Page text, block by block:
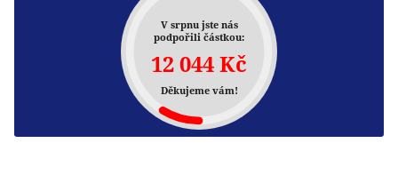
V srpnu jste nás
podpořili částkou:
12 044 Kč
Děkujeme vám!